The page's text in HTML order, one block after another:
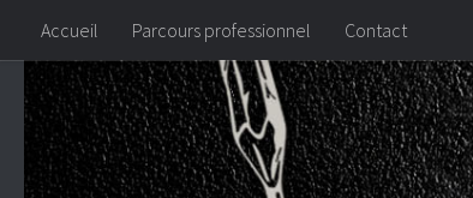
Accueil Parcours professionnel Contact